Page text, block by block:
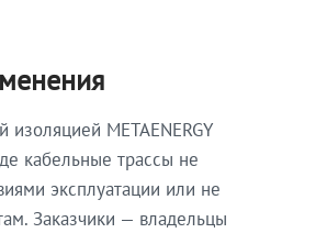
METAENERGY
кабельные трассы не
эксплуатации или не
Заказчики — владельцы